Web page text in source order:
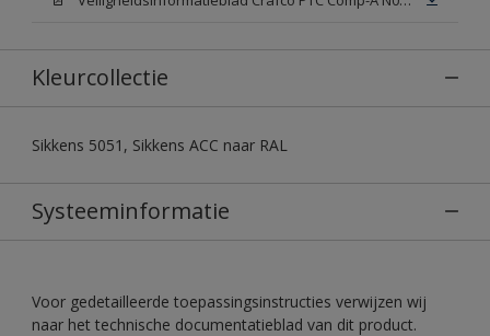
Kleurcollectie
Sikkens 5051, Sikkens ACC naar RAL
Systeeminformatie
Voor gedetailleerde toepassingsinstructies verwijzen wij
naar het technische documentatieblad van dit product.